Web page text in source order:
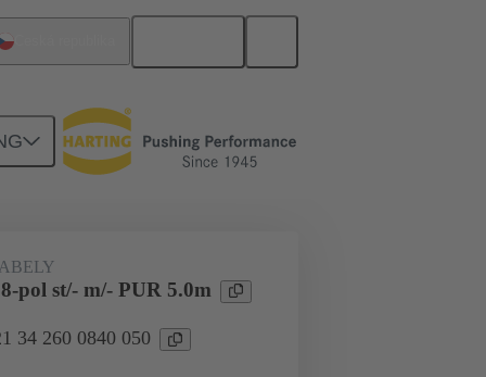
21 34 260 0840 050
pol st/- m/- PUR 5.0m
34 260 0840 050